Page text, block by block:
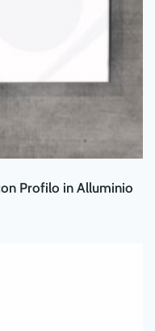
Profilo in Alluminio